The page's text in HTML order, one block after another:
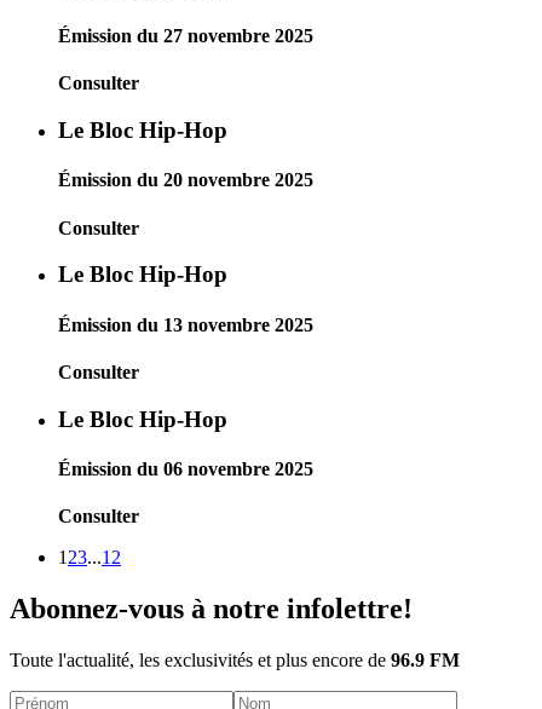
Émission du 27 novembre 2025
Consulter
Le Bloc Hip-Hop
Émission du 20 novembre 2025
Consulter
Le Bloc Hip-Hop
Émission du 13 novembre 2025
Consulter
Le Bloc Hip-Hop
Émission du 06 novembre 2025
Consulter
1 23...12
Abonnez-vous à notre infolettre!
Toute l'actualité, les exclusivités et plus encore de 96.9 FM